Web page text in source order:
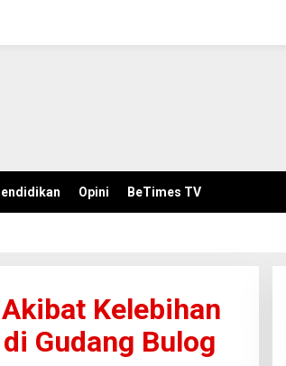
Opini BeTimes TV
Kelebihan
Gudang Bulog